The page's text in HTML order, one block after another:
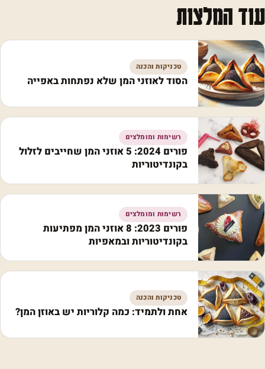
עוד המלצות
טכניקות והכנה
הסוד לאוזני המן שלא נפתחות באפייה
רשימות ומומלצים
פורים 2024: 5 אוזני המן שחייבים לזלול
בקונדיטוריות
רשימות ומומלצים
פורים 2023: 8 אוזני המן מפתיעות
בקונדיטוריות ובמאפיות
טכניקות והכנה
אחת ולתמיד: כמה קלוריות יש באוזן המן?